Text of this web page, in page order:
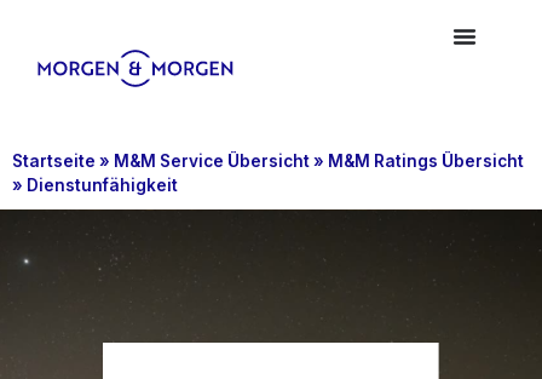
Startseite » M&M Service Übersicht» M&M Ratings Übersicht
» Dienstunfähigkeit